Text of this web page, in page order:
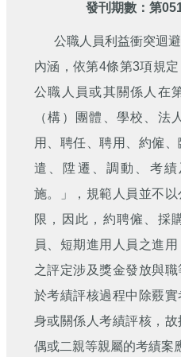
發刊期數： 第
公職人員利益衝突迴
內涵，依第4條第3項規
公職人員或其關係人在
（構）團體、學校、法
用、聘任、聘用、約僱
遣、陞遷、調動、考
施。」，規範人員並不
限，因此，約聘僱、採
員、短期進用人員之進
之評定涉及獎金發放與
於考績評核過程中除覈
身或關係人考績評核，
偶或二親等親屬的考績案